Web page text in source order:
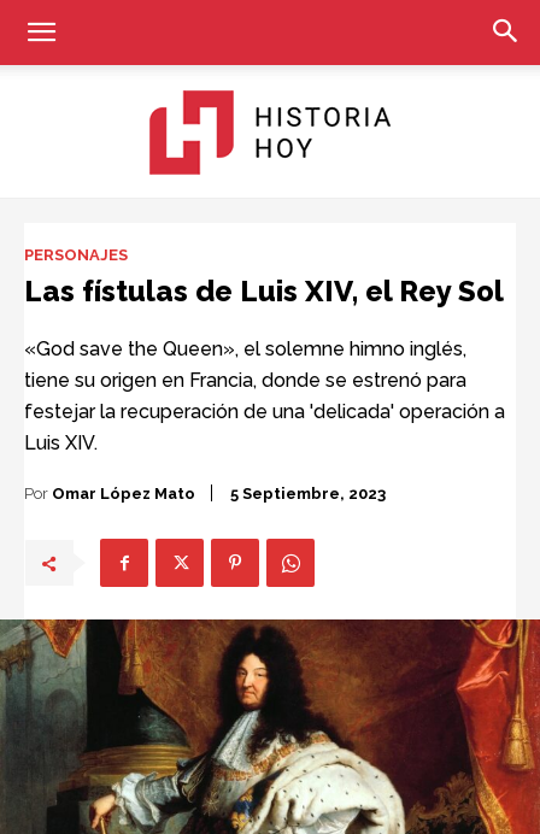
Hoy
PERSONAJES
Las fístulas de Luis XIV, el Rey Sol
«God save the Queen», el solemne himno inglés,
tiene su origen en Francia, donde se estrenó para
festejar la recuperación de una 'delicada' operación a
Luis XIV.
Por Omar López Mato 5 Septiembre, 2023